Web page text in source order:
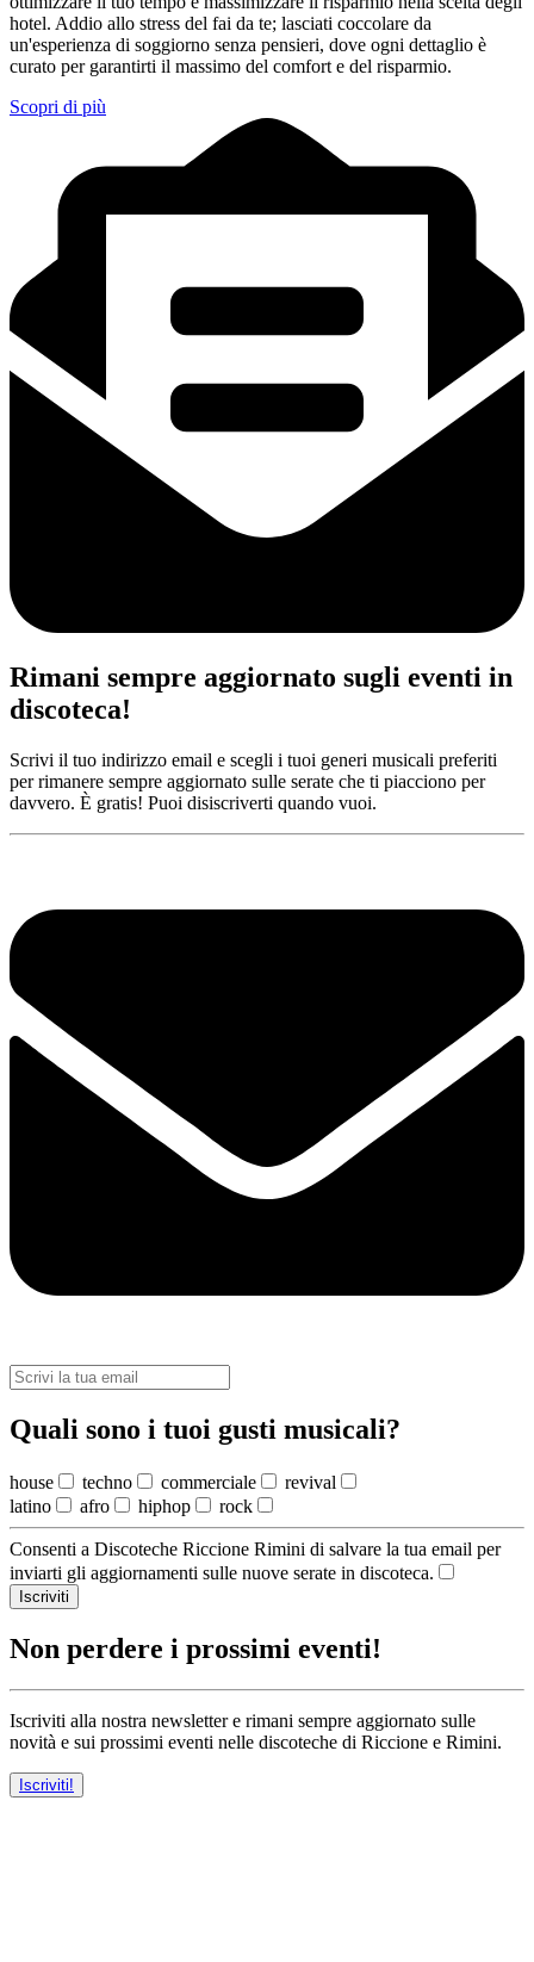
hotel. Addio allo stress del fai da te; lasciati coccolare da
un'esperienza di soggiorno senza pensieri, dove ogni dettaglio è
curato per garantirti il massimo del comfort e del risparmio.
Scopri di più
Rimani sempre aggiornato sugli eventi in
discoteca!
Scrivi il tuo indirizzo email e scegli i tuoi generi musicali preferiti
per rimanere sempre aggiornato sulle serate che ti piacciono per
davvero. È gratis! Puoi disiscriverti quando vuoi.
Quali sono i tuoi gusti musicali?
house techno commerciale
revival
latino
afro hiphop rock
Consenti a Discoteche Riccione Rimini di salvare la tua email per
inviarti gli aggiornamenti sulle nuove serate in discoteca.
Iscriviti
Non perdere i prossimi eventi!
Iscriviti alla nostra newsletter e rimani sempre aggiornato sulle
novità e sui prossimi eventi nelle discoteche di Riccione e Rimini.
Iscriviti!